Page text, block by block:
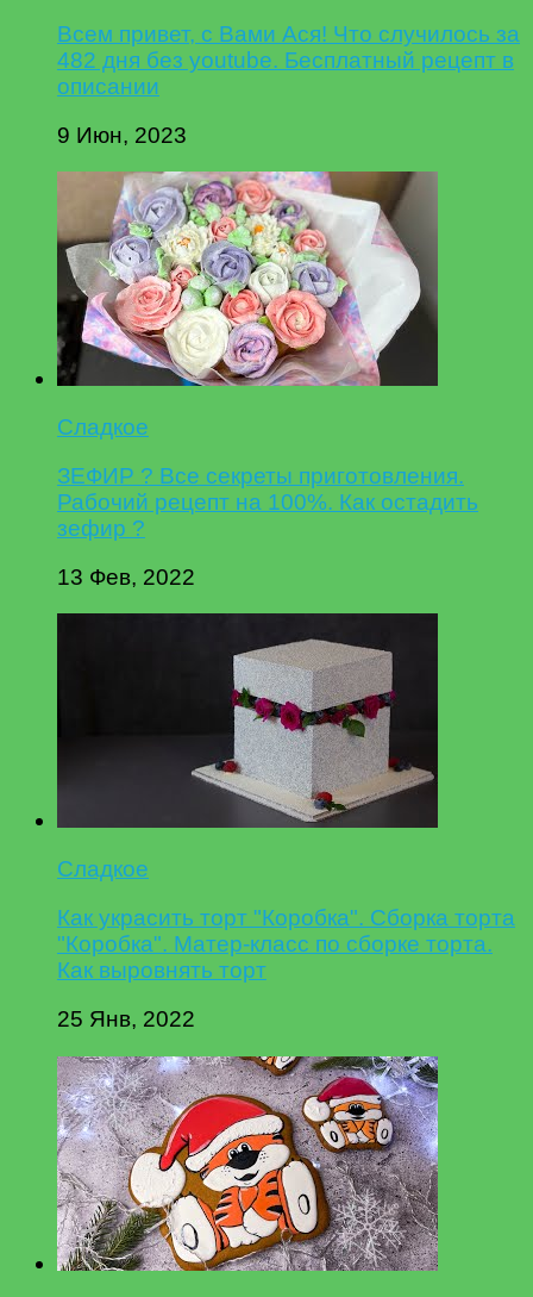
Всем привет, с Вами Ася! Что случилось за
482 дня без youtube. Бесплатный рецепт в
описании
9 Июн, 2023
Сладкое
ЗЕФИР ? Все секреты приготовления.
Рабочий рецепт на 100%. Как остадить
зефир ?
13 Фев, 2022
Сладкое
Как украсить торт "Коробка". Сборка торта
"Коробка". Матер-класс по сборке торта.
Как выровнять торт
25 Янв, 2022